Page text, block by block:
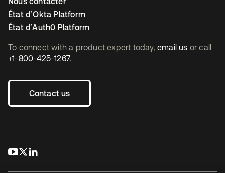
To connect with a product expert today, email us or call
+1-800-425-1267.
Contact us
s’ouvre dans un nouvel onglet
s’ouvre dans un nouvel onglet
État d’Okta Platform
État d’Auth0 Platform